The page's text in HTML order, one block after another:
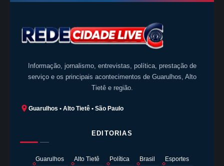
Informação, jornalismo, entrevistas, política, prestação de
serviço e os principais acontecimentos de Guarulhos, Alto
Tietê e região.
Guarulhos • Alto Tietê • São Paulo
EDITORIAS
Guarulhos Alto Tietê Política Brasil
Esportes